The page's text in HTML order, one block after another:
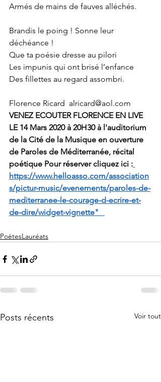
Armés de mains de fauves alléchés.
Brandis le poing ! Sonne leur
déchéance !
Que ta poésie dresse au pilori
Les impunis qui ont brisé l’enfance
Des fillettes au regard assombri.
Florence Ricard  alricard@aol.com
VENEZ ECOUTER FLORENCE EN LIVE
LE 14 Mars 2020 à 20H30 à l'auditorium
de la Cité de la Musique en ouverture
de Paroles de Méditerranée, récital
poétique Pour réserver cliquez ici :
https://www.helloasso.com/association
s/pictur-music/evenements/paroles-de-
mediterranee-le-courage-d-ecrire-et-
de-dire/widget-vignette"
PoètesLauréats
Posts récents Voir tout